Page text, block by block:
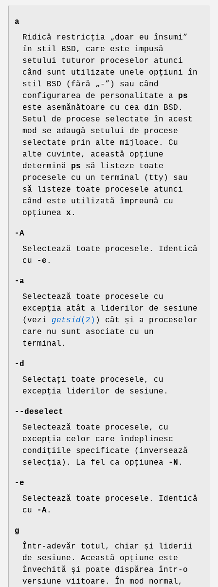
a
Ridică restricția „doar eu însumi”
în stil BSD, care este impusă
setului tuturor proceselor atunci
când sunt utilizate unele opțiuni în
stil BSD (fără „-”) sau când
configurarea de personalitate a ps
este asemănătoare cu cea din BSD.
Setul de procese selectate în acest
mod se adaugă setului de procese
selectate prin alte mijloace. Cu
alte cuvinte, această opțiune
determină ps să listeze toate
procesele cu un terminal (tty) sau
să listeze toate procesele atunci
când este utilizată împreună cu
opțiunea x .
-A
Selectează toate procesele. Identică
cu
-e .
-a
Selectează toate procesele cu
excepția atât a liderilor de sesiune
(vezi getsid(2) ) cât și a proceselor
care nu sunt asociate cu un
terminal.
-d
Selectați toate procesele, cu
excepția liderilor de sesiune.
--deselect
Selectează toate procesele, cu
excepția celor care îndeplinesc
condițiile specificate (inversează
selecția). La fel ca opțiunea
-N .
-e
Selectează toate procesele. Identică
cu
-A.
g
Într-adevăr totul, chiar și liderii
de sesiune. Această opțiune este
învechită și poate dispărea într-o
versiune viitoare. În mod normal,